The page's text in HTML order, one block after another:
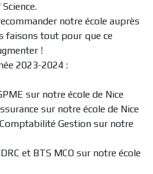
notre école auprès
faisons tout pour que ce
!
2023-2024 :
sur notre école de Nice
sur notre école de Nice
Gestion sur notre
et BTS MCO sur notre école